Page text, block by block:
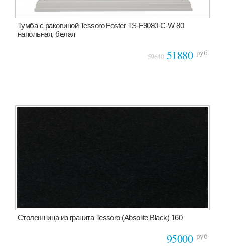
Тумба с раковиной Tessoro Foster TS-F9080-C-W 80
напольная, белая
5964051880 руб
Столешница из гранита Tessoro (Absolite Black) 160
95000 руб